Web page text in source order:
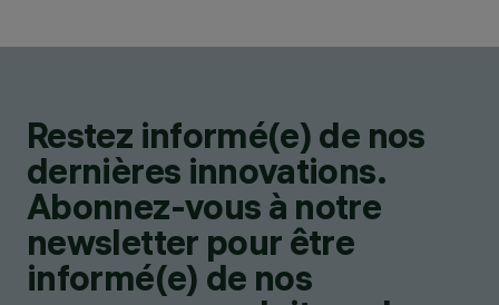
Restez informé(e) de nos
dernières innovations.
Abonnez-vous à notre
newsletter pour être
informé(e) de nos